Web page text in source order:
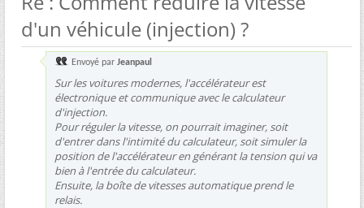
d'un véhicule (injection) ?
Envoyé par Jeanpaul
Sur les voitures modernes, l'accélérateur est
électronique et communique avec le calculateur
d'injection.
Pour réguler la vitesse, on pourrait imaginer, soit
d'entrer dans l'intimité du calculateur, soit simuler la
position de l'accélérateur en générant la tension qui va
bien à l'entrée du calculateur.
Ensuite, la boîte de vitesses automatique prend le
relais.